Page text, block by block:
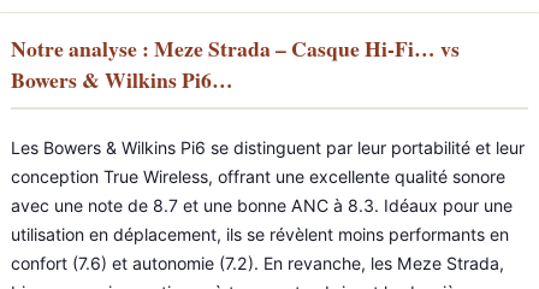
Notre analyse : Meze Strada – Casque Hi-Fi… vs
Bowers & Wilkins Pi6…
Les Bowers & Wilkins Pi6 se distinguent par leur portabilité et leur
conception True Wireless, offrant une excellente qualité sonore
avec une note de 8.7 et une bonne ANC à 8.3. Idéaux pour une
utilisation en déplacement, ils se révèlent moins performants en
confort (7.6) et autonomie (7.2). En revanche, les Meze Strada,